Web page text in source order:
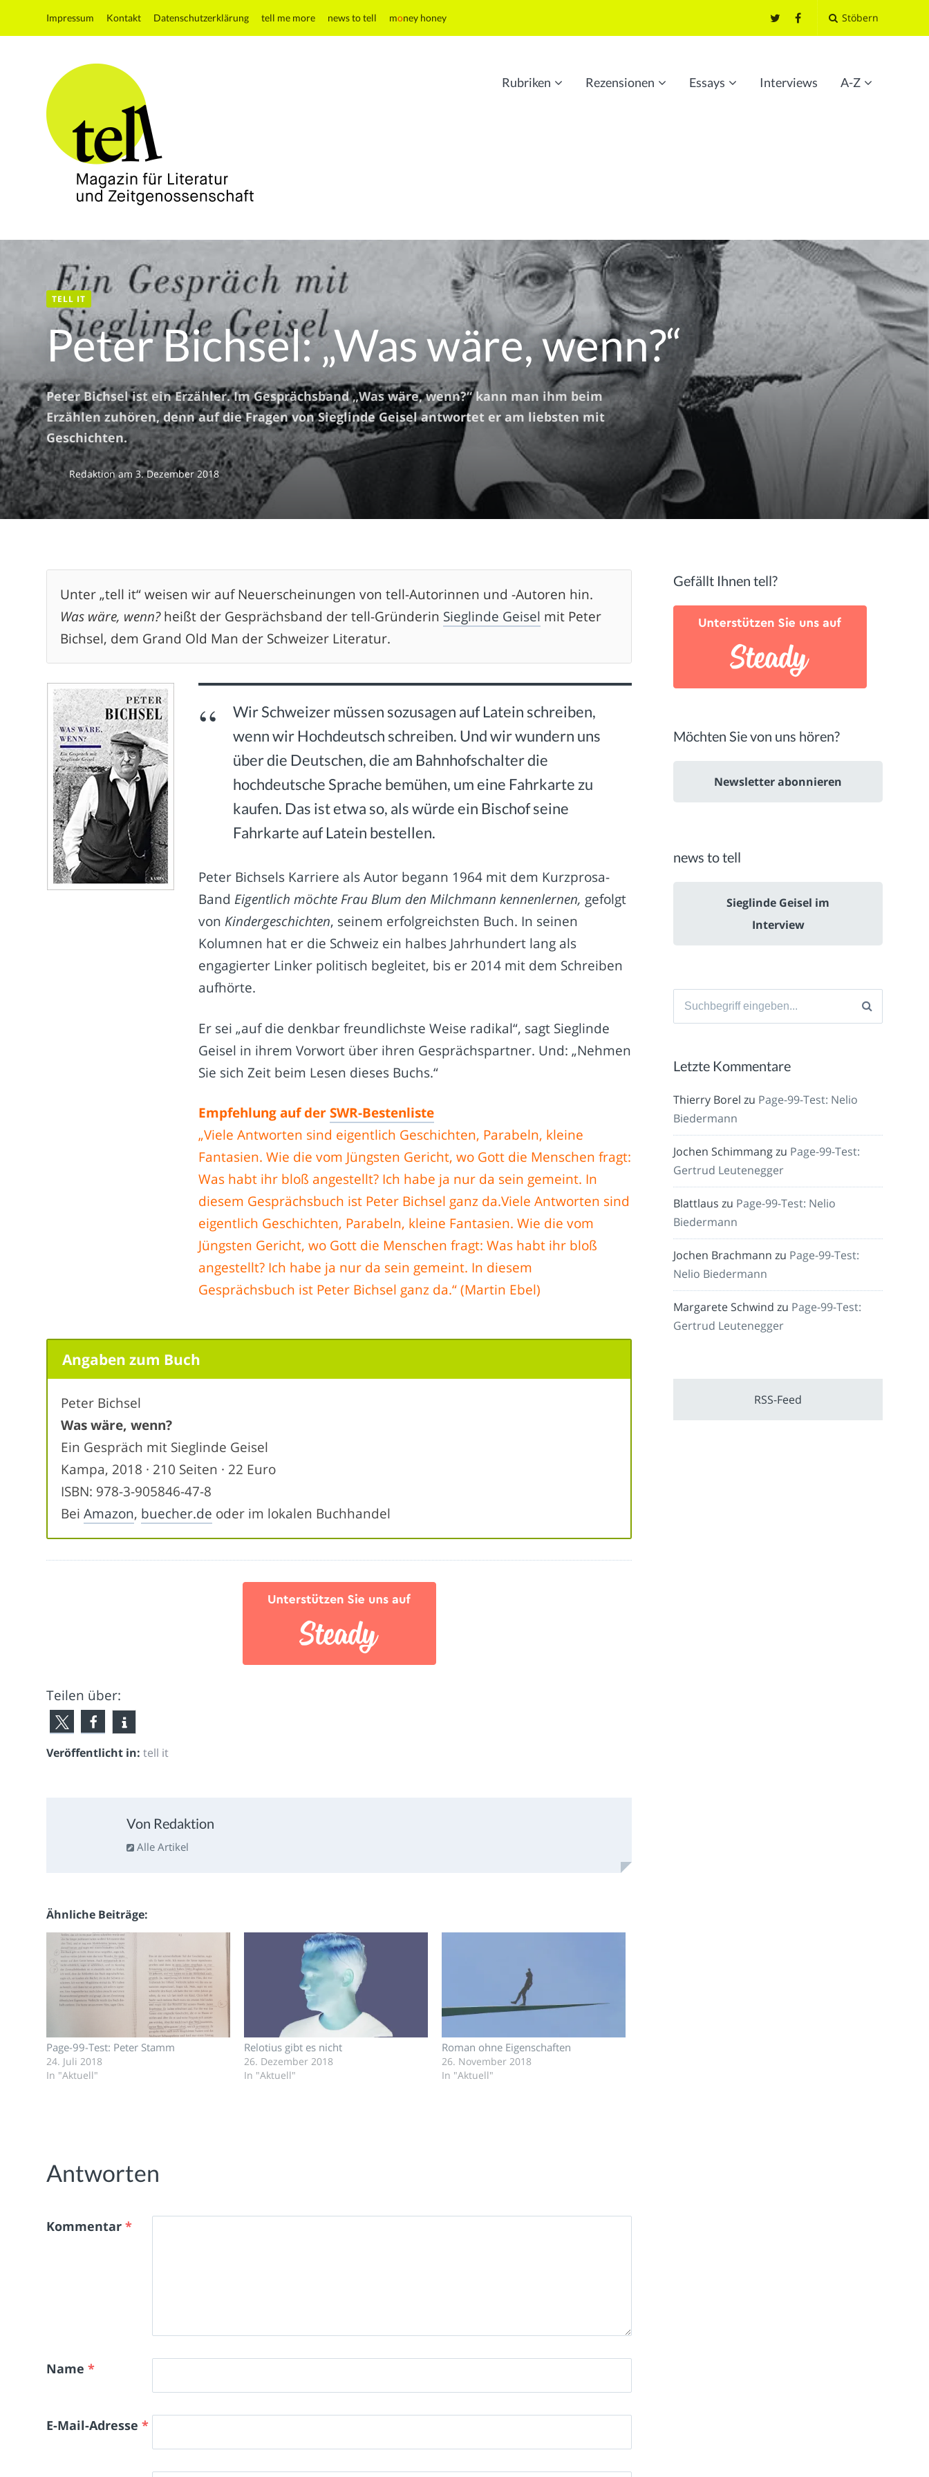
Impressum Kontakt Datenschutzerklärung tell me more news to tell money honey Stöbern
Literatur
und
Zeitgenossenschaft
Rubriken Rezensionen Essays Interviews A-Z
TELL IT
Peter Bichsel: „Was wäre, wenn?“
Peter Bichsel ist ein Erzähler. Im Gesprächsband „Was wäre, wenn?“ kann man ihm beim
Erzählen zuhören, denn auf die Fragen von Sieglinde Geisel antwortet er am liebsten mit
Geschichten.
Redaktionam 3. Dezember 2018
Unter „tell it“ weisen wir auf Neuerscheinungen von tell-Autorinnen und -Autoren hin.
Was wäre, wenn?heißt der Gesprächsband der tell-Gründerin Sieglinde Geisel mit Peter
Bichsel, dem Grand Old Man der Schweizer Literatur.
Wir Schweizer müssen sozusagen auf Latein schreiben,
wenn wir Hochdeutsch schreiben. Und wir wundern uns
über die Deutschen, die am Bahnhofschalter die
hochdeutsche Sprache bemühen, um eine Fahrkarte zu
kaufen. Das ist etwa so, als würde ein Bischof seine
Fahrkarte auf Latein bestellen.
Peter Bichsels Karriere als Autor begann 1964 mit dem Kurzprosa-
Band Eigentlich möchte Frau Blum den Milchmann kennenlernen, gefolgt
von Kindergeschichten, seinem erfolgreichsten Buch. In seinen
Kolumnen hat er die Schweiz ein halbes Jahrhundert lang als
engagierter Linker politisch begleitet, bis er 2014 mit dem Schreiben
aufhörte.
Er sei „auf die denkbar freundlichste Weise radikal“, sagt Sieglinde
Geisel in ihrem Vorwort über ihren Gesprächspartner. Und: „Nehmen
Sie sich Zeit beim Lesen dieses Buchs.“
Empfehlung auf derSWR-Bestenliste
„Viele Antworten sind eigentlich Geschichten, Parabeln, kleine
Fantasien. Wie die vom Jüngsten Gericht, wo Gott die Menschen fragt:
Was habt ihr bloß angestellt? Ich habe ja nur da sein gemeint. In
diesem Gesprächsbuch ist Peter Bichsel ganz da.Viele Antworten sind
eigentlich Geschichten, Parabeln, kleine Fantasien. Wie die vom
Jüngsten Gericht, wo Gott die Menschen fragt: Was habt ihr bloß
angestellt? Ich habe ja nur da sein gemeint. In diesem
Gesprächsbuch ist Peter Bichsel ganz da.“ (Martin Ebel)
Angaben zum Buch
Peter Bichsel
Was wäre, wenn?
Ein Gespräch mit Sieglinde Geisel
Kampa, 2018 · 210 Seiten · 22 Euro
ISBN: 978-3-905846-47-8
BeiAmazon, buecher.de oder im lokalen Buchhandel
Teilen über:
Veröffentlicht in: tell it
Von Redaktion
Alle Artikel
Ähnliche Beiträge
Page-99-Test: Peter Stamm
24. Juli 2018
In "Aktuell"
Relotius gibt es nicht
26. Dezember 2018
In "Aktuell"
Roman ohne Eigenschaften
26. November 2018
In "Aktuell"
Antworten
Kommentar*
Name*
E-Mail-Adresse*
Gefällt Ihnen tell?
Möchten Sie von uns hören?
Newsletter abonnieren
news to tell
Sieglinde Geisel im
Interview
Suche
Letzte Kommentare
Thierry Borel zu Page-99-Test: Nelio
Biedermann
Jochen Schimmangzu Page-99-Test:
Gertrud Leutenegger
Blattlaus zu Page-99-Test: Nelio
Biedermann
Jochen Brachmann zu Page-99-Test:
Nelio Biedermann
Margarete Schwind zu Page-99-Test:
Gertrud Leutenegger
RSS-Feed